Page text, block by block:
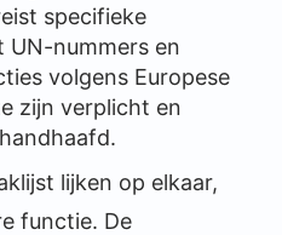
specifieke
UN-nummers en
volgens Europese
zijn verplicht en
lijken op elkaar,
functie. De